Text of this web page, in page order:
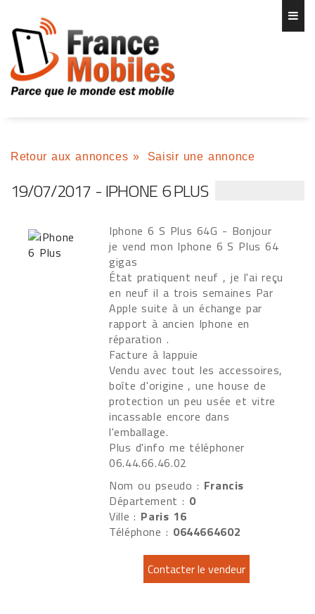
Retour aux annonces » Saisir une annonce
19/07/2017 - IPHONE 6 PLUS
Iphone 6 S Plus 64G - Bonjour
je vend mon Iphone 6 S Plus 64
gigas
État pratiquent neuf , je l'ai reçu
en neuf il a trois semaines Par
Apple suite à un échange par
rapport à ancien Iphone en
réparation .
Facture à lappuie
Vendu avec tout les accessoires,
boîte d'origine , une house de
protection un peu usée et vitre
incassable encore dans
l'emballage.
Plus d'info me téléphoner
06.44.66.46.02
Nom ou pseudo : Francis
Département : 0
Ville : Paris 16
Téléphone : 0644664602